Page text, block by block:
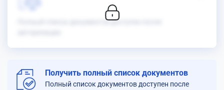
Полный список документов доступен после
Получить полный список документов
Полный список документов доступен после